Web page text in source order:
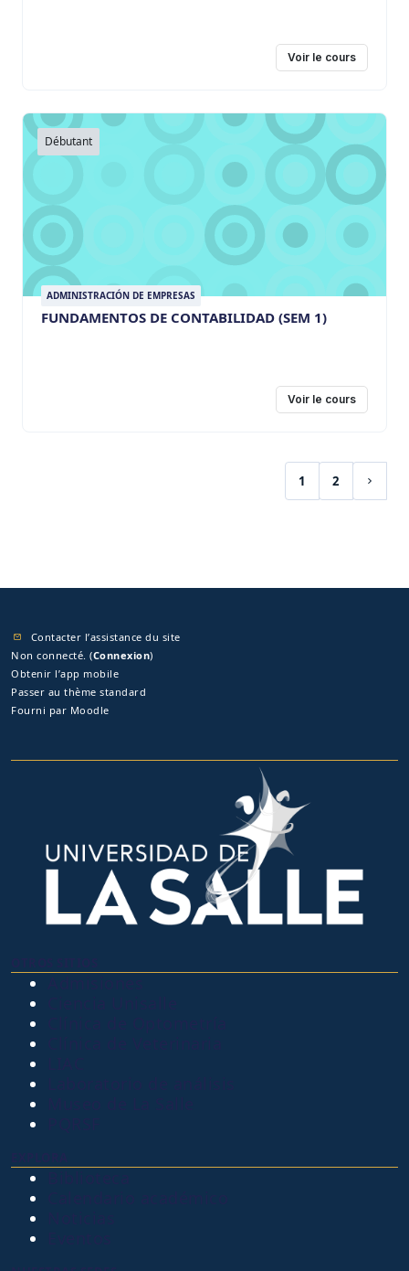
Voir le cours
Débutant
ADMINISTRACIÓN DE EMPRESAS
FUNDAMENTOS DE CONTABILIDAD (SEM 1)
Voir le cours
1
(actuel)
2
Contacter l’assistance du site
Non connecté. (Connexion)
Obtenir l’app mobile
Passer au thème standard
Fourni par Moodle